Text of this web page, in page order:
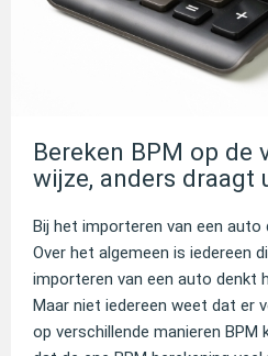
Bereken BPM op de
wijze, anders draagt
Bij het importeren van een auto
Over het algemeen is iedereen
importeren van een auto denkt
Maar niet iedereen weet dat er
op verschillende manieren BPM